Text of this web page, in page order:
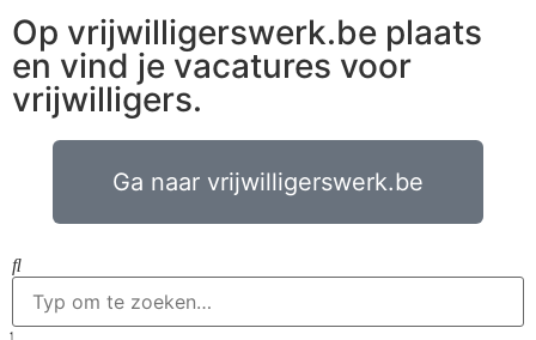
Op vrijwilligerswerk.be plaats
en vind je vacatures voor
vrijwilligers.
Ga naar vrijwilligerswerk.be